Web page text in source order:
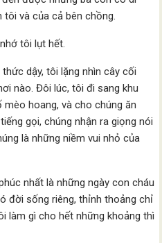
tôi và của cả bên chồng.
tôi lụt hết.
dậy, tôi lặng nhìn cây cối
nào. Đôi lúc, tôi đi sang khu
hoang, và cho chúng ăn
gọi, chúng nhận ra giọng nói
là những niềm vui nhỏ của
nhất là những ngày con cháu
đời sống riêng, thỉnh thoảng chỉ
làm gì cho hết những khoảng thì